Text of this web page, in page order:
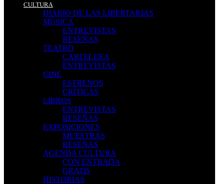
CULTURA
DIARIO DE LAS LIBERTARIAS
MÚSICA
ENTREVISTAS
RESEÑAS
TEATRO
CARTELERA
ENTREVISTAS
CINE
ESTRENOS
CRÍTICAS
LIBROS
ENTREVISTAS
RESEÑAS
EXPOSICIONES
MUESTRAS
RESEÑAS
AGENDA CULTURA
CON ENTRADA
GRATIS
HISTORIAS